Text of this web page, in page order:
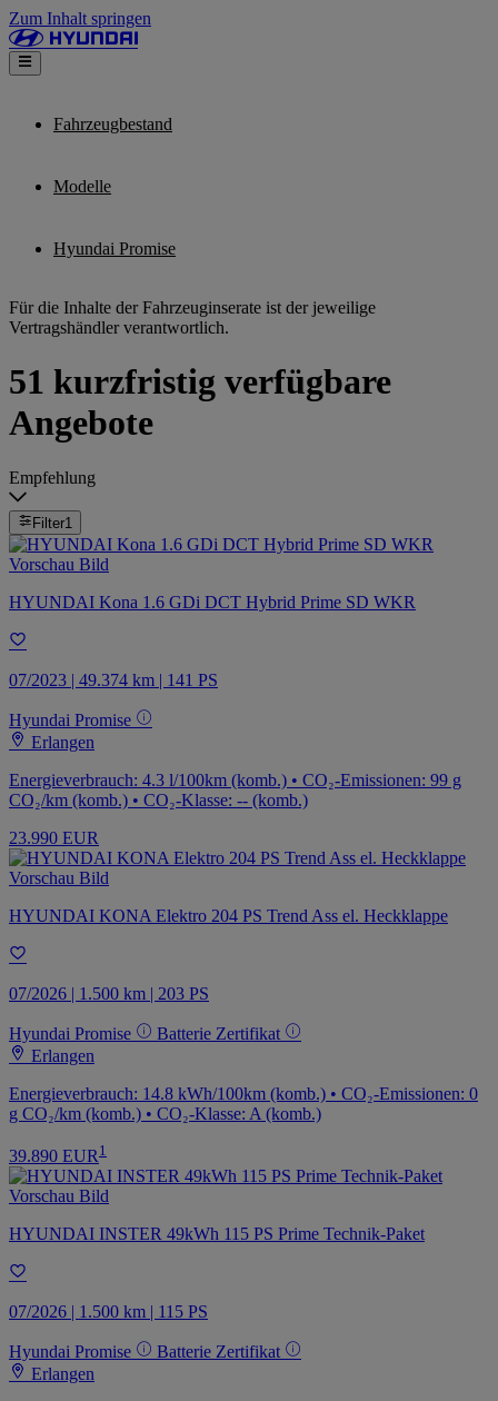
Zum Inhalt springen
Fahrzeugbestand
Modelle
Hyundai Promise
Für die Inhalte der Fahrzeuginserate ist der jeweilige
Vertragshändler verantwortlich.
51 kurzfristig verfügbare
Angebote
Empfehlung
Filter1
HYUNDAI Kona 1.6 GDi DCT Hybrid Prime SD WKR
07/2023 | 49.374 km | 141 PS
Hyundai Promise
Erlangen
Energieverbrauch: 4.3 l/100km (komb.) • CO₂-Emissionen: 99 g
CO₂/km (komb.) • CO₂-Klasse: -- (komb.)
23.990 EUR
HYUNDAI KONA Elektro 204 PS Trend Ass el. Heckklappe
07/2026 | 1.500 km | 203 PS
Hyundai Promise
Batterie Zertifikat
Erlangen
Energieverbrauch: 14.8 kWh/100km (komb.) • CO₂-Emissionen: 0
g CO₂/km (komb.) • CO₂-Klasse: A (komb.)
39.890 EUR 1
HYUNDAI INSTER 49kWh 115 PS Prime Technik-Paket
07/2026 | 1.500 km | 115 PS
Hyundai Promise
Batterie Zertifikat
Erlangen